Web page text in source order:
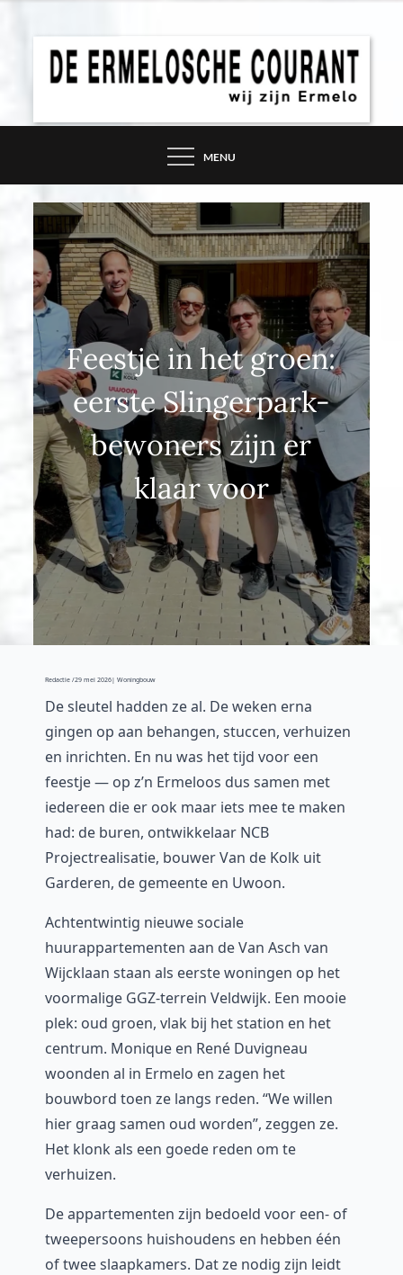
DE ERMELOSCHE
COURANT – WIJ ZIJN
ERMELO
MENU
Feestje in het groen:
eerste Slingerpark-
bewoners zijn er
klaar voor
Redactie /29 mei 2026| Woningbouw
De sleutel hadden ze al. De weken erna
gingen op aan behangen, stuccen, verhuizen
en inrichten. En nu was het tijd voor een
feestje — op z’n Ermeloos dus samen met
iedereen die er ook maar iets mee te maken
had: de buren, ontwikkelaar NCB
Projectrealisatie, bouwer Van de Kolk uit
Garderen, de gemeente en Uwoon.
Achtentwintig nieuwe sociale
huurappartementen aan de Van Asch van
Wijcklaan staan als eerste woningen op het
voormalige GGZ-terrein Veldwijk. Een mooie
plek: oud groen, vlak bij het station en het
centrum. Monique en René Duvigneau
woonden al in Ermelo en zagen het
bouwbord toen ze langs reden. “We willen
hier graag samen oud worden”, zeggen ze.
Het klonk als een goede reden om te
verhuizen.
De appartementen zijn bedoeld voor een- of
tweepersoons huishoudens en hebben één
of twee slaapkamers. Dat ze nodig zijn leidt